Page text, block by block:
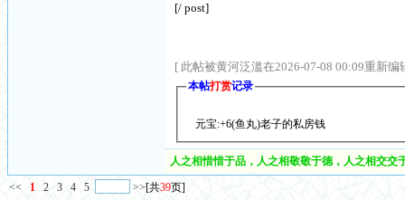
[/ post]
[ 此帖被黄河泛滥在2026-07-08 00:09重新编
本帖打赏记录
元宝:+6(鱼丸)老子的私房钱
人之相惜惜于品，人之相敬敬于德，人之相交
<< 1 2 3 4 5 >>[共39页]